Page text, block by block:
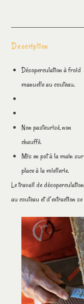
Description
Désoperculation à froid
manuelle au couteau.
Non pasteurisé, non
chauffé.
Mis en pot à la main sur
place à la miellerie.
Le travail de désoperculation
au couteau et d’extraction se